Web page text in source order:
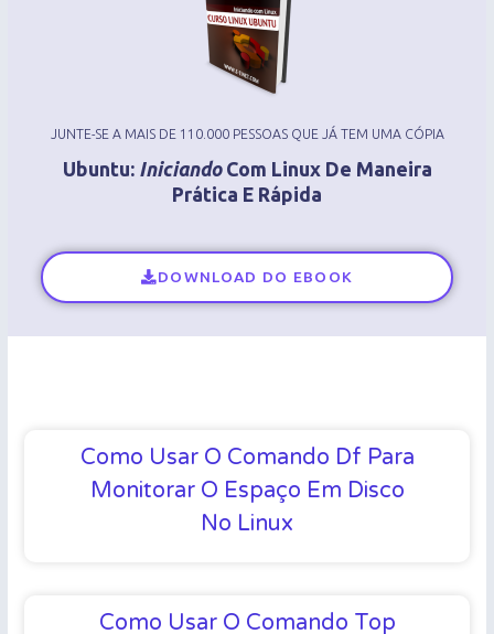
JUNTE-SE A MAIS DE 110.000 PESSOAS QUE JÁ TEM UMA CÓPIA
Ubuntu: IniciandoCom Linux De Maneira
Prática E Rápida
DOWNLOAD DO EBOOK
Como Usar O Comando Df Para
Monitorar O Espaço Em Disco
No Linux
Como Usar O Comando Top